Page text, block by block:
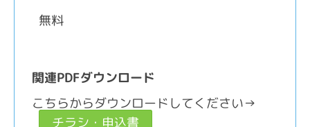
無料
関連PDFダウンロード
こちらからダウンロードしてください→
チラシ・申込書